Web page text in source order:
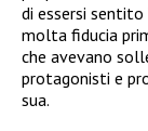
di essersi sentito
molta fiducia
che avevano
protagonisti e
sua.